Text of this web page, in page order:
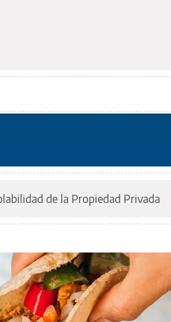
de la Propiedad Privada